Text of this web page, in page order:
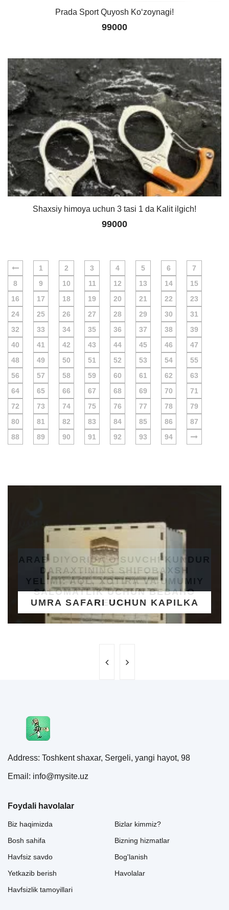
Prada Sport Quyosh Ko‘zoynagi!
99000
Shaxsiy himoya uchun 3 tasi 1 da Kalit ilgich!
99000
1 2 3 4 5 6
7
8
9 10 11 12 13 14
15
16
17 18 19 20 21 22
23
24
25 26 27 28 29 30
31
32
33 34 35 36 37 38
39
40
41 42 43 44 45 46
47
48
49 50 51 52 53 54
55
56
57 58 59 60 61 62
63
64
65 66 67 68 69 70
71
72
73 74 75 76 77 78
79
80
81 82 83 84 85 86
87
88
89 90 91 92 93 94
UMRA SAFARI UCHUN KAPILKA
Address: Toshkent shaxar, Sergeli, yangi hayot, 98
Email: info@mysite.uz
Foydali havolalar
Biz haqimizda
Bosh sahifa
Havfsiz savdo
Yetkazib berish
Havfsizlik tamoyillari
Bizlar kimmiz?
Bizning hizmatlar
Bog'lanish
Havolalar